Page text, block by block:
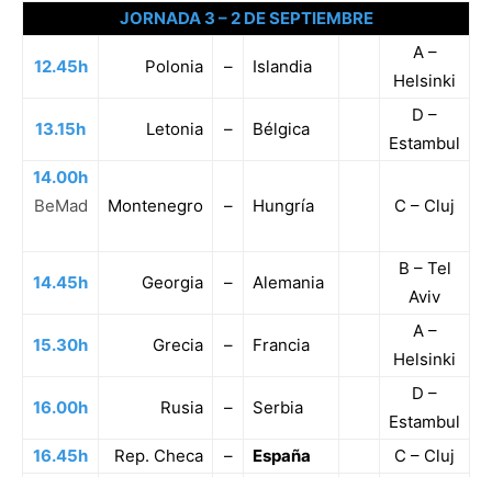
JORNADA 3 – 2 DE SEPTIEMBRE
12.45h Polonia – Islandia
A –
Helsinki
13.15h Letonia – Bélgica
D –
Estambul
14.00h
BeMad
Montenegro – Hungría C – Cluj
14.45h Georgia – Alemania
B – Tel
Aviv
15.30h Grecia – Francia
A –
Helsinki
16.00h Rusia – Serbia
D –
Estambul
16.45h
Rep. Checa – España C – Cluj